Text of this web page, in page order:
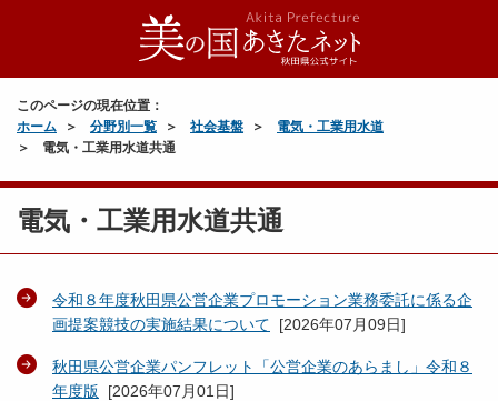
このページの現在位置：
ホーム
分野別一覧 社会基盤
電気・工業用水道
電気・工業用水道共通
電気・工業用水道共通
令和８年度秋田県公営企業プロモーション業務委託に係る企
画提案競技の実施結果について [2026年07月09日]
秋田県公営企業パンフレット「公営企業のあらまし」令和８
年度版 [2026年07月01日]